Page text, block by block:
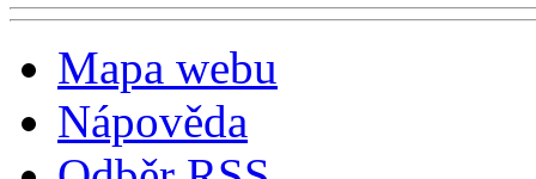
Mapa webu
Nápověda